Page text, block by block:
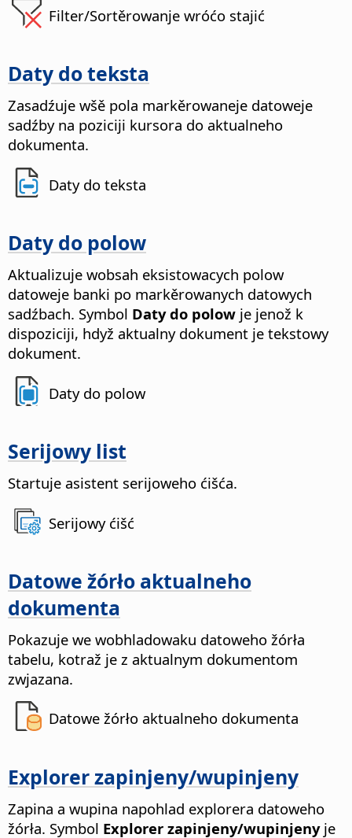
Filter/Sortěrowanje wróćo stajić
Daty do teksta
Zasadźuje wšě pola markěrowaneje datoweje
sadźby na poziciji kursora do aktualneho
dokumenta.
Daty do teksta
Daty do polow
Aktualizuje wobsah eksistowacych polow
datoweje banki po markěrowanych datowych
sadźbach. Symbol Daty do polow je jenož k
dispoziciji, hdyž aktualny dokument je tekstowy
dokument.
Daty do polow
Serijowy list
Startuje asistent serijoweho ćišća.
Serijowy ćišć
Datowe žórło aktualneho
dokumenta
Pokazuje we wobhladowaku datoweho žórła
tabelu, kotraž je z aktualnym dokumentom
zwjazana.
Datowe žórło aktualneho dokumenta
Explorer zapinjeny/wupinjeny
Zapina a wupina napohlad explorera datoweho
žórła. Symbol Explorer zapinjeny/wupinjenyje